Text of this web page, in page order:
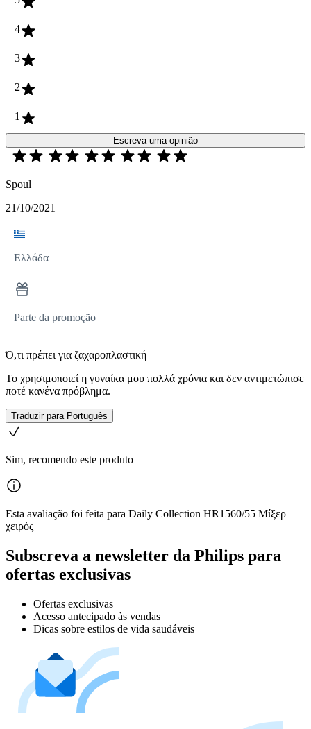
4
3
2
1
Escreva uma opinião
Spoul
21/10/2021
Ελλάδα
Parte da promoção
Ό,τι πρέπει για ζαχαροπλαστική
Το χρησιμοποιεί η γυναίκα μου πολλά χρόνια και δεν αντιμετώπισε
ποτέ κανένα πρόβλημα.
Traduzir para Português
Sim, recomendo este produto
Esta avaliação foi feita para Daily Collection HR1560/55 Μίξερ
χειρός
Subscreva a newsletter da Philips para
ofertas exclusivas
Ofertas exclusivas
Acesso antecipado às vendas
Dicas sobre estilos de vida saudáveis